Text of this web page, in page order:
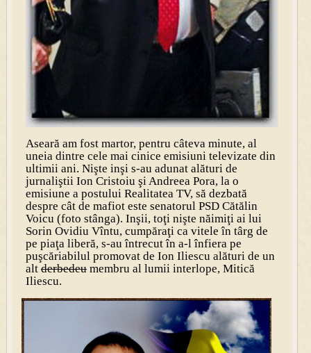
Aseară am fost martor, pentru câteva minute, al
uneia dintre cele mai cinice emisiuni televizate din
ultimii ani. Nişte inşi s-au adunat alături de
jurnaliştii Ion Cristoiu şi Andreea Pora, la o
emisiune a postului Realitatea TV, să dezbată
despre cât de mafiot este senatorul PSD Cătălin
Voicu (foto stânga). Inşii, toţi nişte năimiţi ai lui
Sorin Ovidiu Vîntu, cumpăraţi ca vitele în târg de
pe piaţa liberă, s-au întrecut în a-l înfiera pe
puşcăriabilul promovat de Ion Iliescu alături de un
alt derbedeumembru al lumii interlope, Mitică
Iliescu.